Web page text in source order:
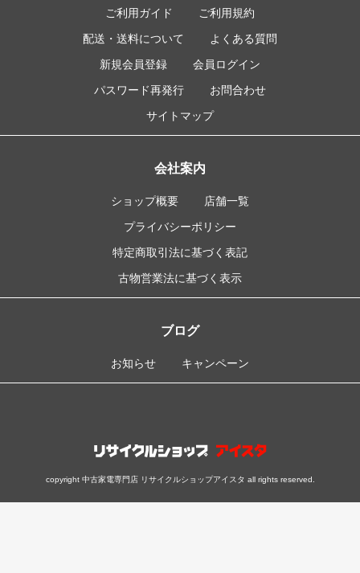
ご利用ガイド
ご利用規約
配送・送料について
よくある質問
新規会員登録
会員ログイン
パスワード再発行
お問合わせ
サイトマップ
会社案内
ショップ概要
店舗一覧
プライバシーポリシー
特定商取引法に基づく表記
古物営業法に基づく表示
ブログ
お知らせ キャンペーン
copyright 中古家電専門店 リサイクルショップアイスタ all rights reserved.